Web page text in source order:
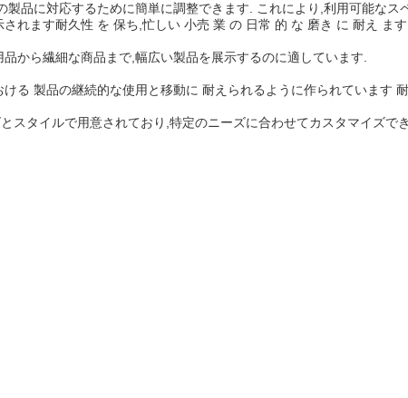
品に対応するために簡単に調整できます. これにより,利用可能な
れます耐久性 を 保ち,忙しい 小売 業 の 日常 的 な 磨き に 耐え ます.
から繊細な商品まで,幅広い製品を展示するのに適しています.
る 製品の継続的な使用と移動に 耐えられるように作られています
スタイルで用意されており,特定のニーズに合わせてカスタマイズ